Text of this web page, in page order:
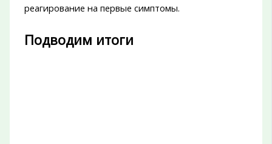
реагирование на первые симптомы.
Подводим итоги